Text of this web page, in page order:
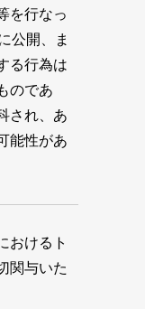
を行なっ
公開、ま
る行為は
のであ
され、あ
能性があ
おけるト
関与いた